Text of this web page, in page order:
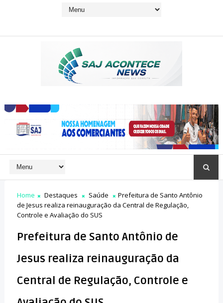
Home Destaques Saúde
Prefeitura de Santo Antônio
de Jesus realiza reinauguração da Central de Regulação,
Controle e Avaliação do SUS
Prefeitura de Santo Antônio de
Jesus realiza reinauguração da
Central de Regulação, Controle e